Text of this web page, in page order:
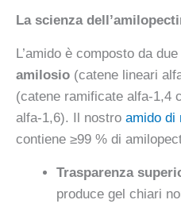
La scienza
L’amido è composto da
amilosio (catene lineari
(catene ramificate alfa-1,4
alfa-1,6). Il nostro amido di
contiene ≥99 % di
Trasparenza
produce gel chiari